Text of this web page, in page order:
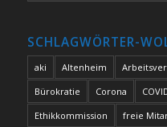
SCHLAGWÖRTER-
aki Altenheim
Bürokratie
Corona
Ethikkommission
freie